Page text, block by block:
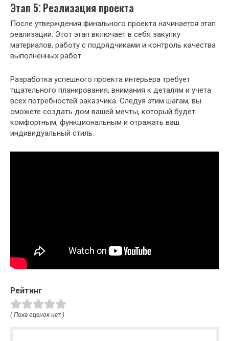
Этап 5⁚ Реализация проекта
После утверждения финального проекта начинается этап
реализации. Этот этап включает в себя закупку
материалов, работу с подрядчиками и контроль качества
выполненных работ.
Разработка успешного проекта интерьера требует
тщательного планирования, внимания к деталям и учета
всех потребностей заказчика. Следуя этим шагам, вы
сможете создать дом вашей мечты, который будет
комфортным, функциональным и отражать ваш
индивидуальный стиль.
Рейтинг
( Пока оценок нет )